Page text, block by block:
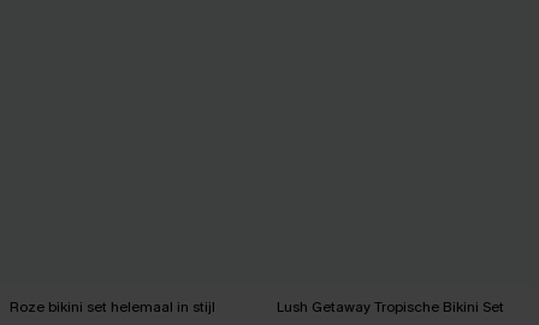
Roze bikini set helemaal in stijl Lush Getaway Tropische Bikini Set